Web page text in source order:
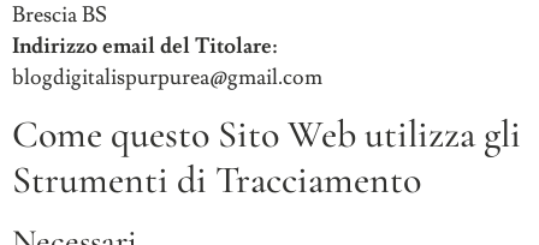
Brescia BS
Indirizzo email del Titolare:
blogdigitalispurpurea@gmail.com
Come questo Sito Web utilizza gli
Strumenti di Tracciamento